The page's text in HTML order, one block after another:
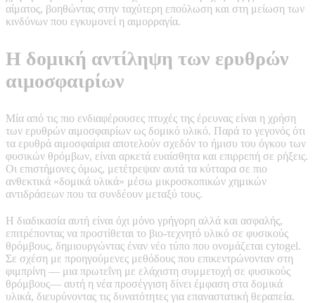
αίματος, βοηθώντας στην ταχύτερη επούλωση και στη μείωση των
κινδύνων που εγκυμονεί η αιμορραγία.
Η δομική αντίληψη των ερυθρών
αιμοσφαιρίων
Μία από τις πιο ενδιαφέρουσες πτυχές της έρευνας είναι η χρήση
των ερυθρών αιμοσφαιρίων ως δομικό υλικό. Παρά το γεγονός ότι
τα ερυθρά αιμοσφαίρια αποτελούν σχεδόν το ήμισυ του όγκου των
φυσικών θρόμβων, είναι αρκετά ευαίσθητα και επιρρεπή σε ρήξεις.
Οι επιστήμονες όμως, μετέτρεψαν αυτά τα κύτταρα σε πιο
ανθεκτικά «δομικά υλικά» μέσω μικροσκοπικών χημικών
αντιδράσεων που τα συνδέουν μεταξύ τους.
Η διαδικασία αυτή είναι όχι μόνο γρήγορη αλλά και ασφαλής,
επιτρέποντας να προστίθεται το βιο-τεχνητό υλικό σε φυσικούς
θρόμβους, δημιουργώντας έναν νέο τύπο που ονομάζεται cytogel.
Σε σχέση με προηγούμενες μεθόδους που επικεντρώνονταν στη
φιμπρίνη — μια πρωτεΐνη με ελάχιστη συμμετοχή σε φυσικούς
θρόμβους— αυτή η νέα προσέγγιση δίνει έμφαση στα δομικά
υλικά, διευρύνοντας τις δυνατότητες για επαναστατική θεραπεία.